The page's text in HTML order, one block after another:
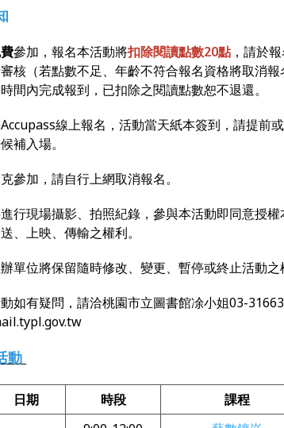
參加，報名本活動將扣除閱讀點數20點，請於報
核（若點數不足、年齡不符合報名資格將取消報
間內完成報到，已扣除之閱讀點數恕不退還。
線上報名，活動當天紙本簽到，請提前
補入場。
參加，請自行上網取消報名。
行現場攝影、拍照紀錄，參與本活動即同意授
、上映、傳輸之權利。
單位將保留隨時修改、變更、暫停或終止活動之
如有疑問，請洽桃園市立圖書館凃小姐03-
動
日期 時段 課程